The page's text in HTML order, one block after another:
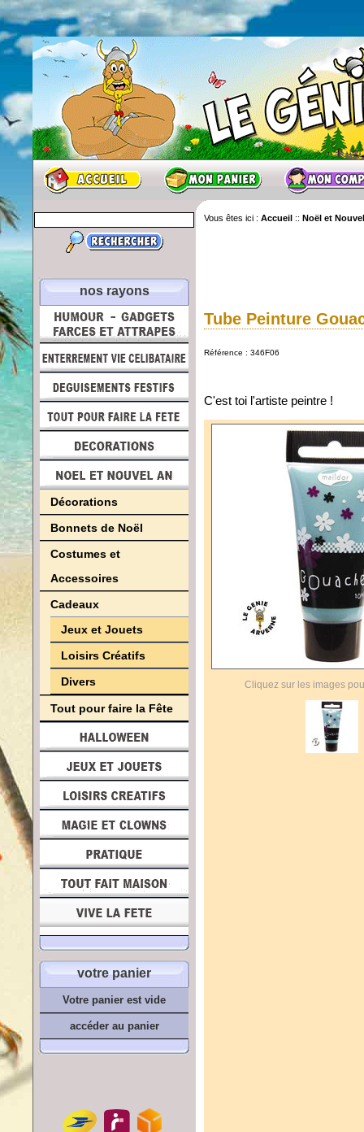
nos rayons
Décorations
Bonnets de Noël
Costumes et
Accessoires
Cadeaux
Jeux et Jouets
Loisirs Créatifs
Divers
Tout pour faire la Fête
votre panier
Votre panier est vide
accéder au panier
Vous êtes ici : Accueil :: Noël et
Tube Peinture
Référence : 346F06
C'est toi l'artiste peintre !
Cliquez sur les images